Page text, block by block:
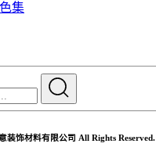
集
装饰材料有限公司 All Rights Reserved.